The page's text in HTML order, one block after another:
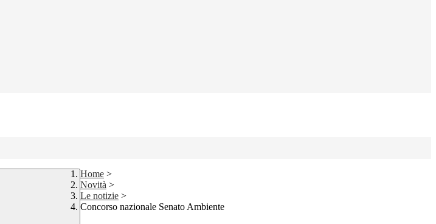
Home >
Novità >
Le notizie >
Concorso nazionale Senato Ambiente